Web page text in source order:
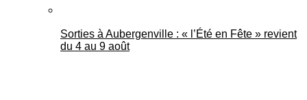
Sorties à Aubergenville : « l’Été en Fête » revient
du 4 au 9 août